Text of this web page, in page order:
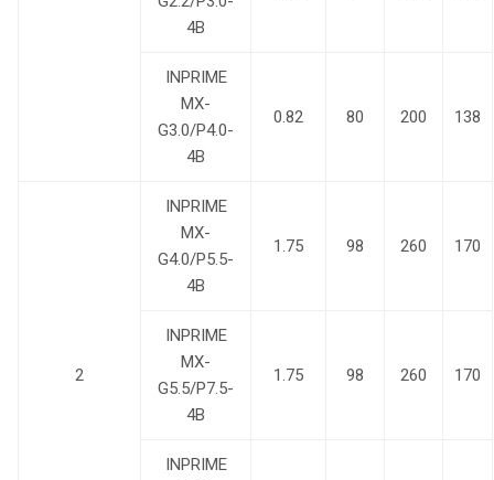
4B
INPRIME
MX-
G3.0/P4.0-
4B
0.82 80 200 138
2
INPRIME
MX-
G4.0/P5.5-
4B
1.75 98 260 170
INPRIME
MX-
G5.5/P7.5-
4B
1.75 98 260 170
INPRIME